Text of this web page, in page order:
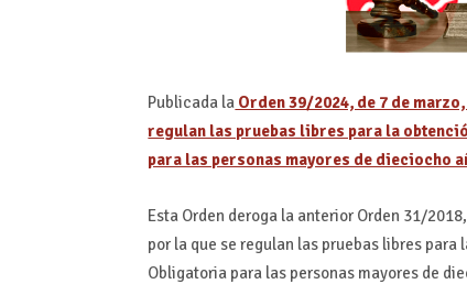
Publicada la Orden 39/2024, de 7 de
regulan las pruebas libres para la
para las personas mayores de dieciocho
Esta Orden deroga la anterior Orden 31/
por la que se regulan las pruebas libres
Obligatoria para las personas mayores de